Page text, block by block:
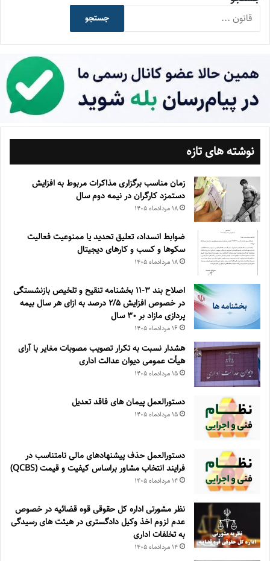
جستجو
نوشته های تازه
زمان مناسب برگزاری مذاکرات مربوط به افزایش
دستمزد کارگران در نیمه دوم سال
۱۸ مرداد‌ماه ۱۴۰۵
ضوابط انسداد، تعليق تحديد يا ممنوعيت فعاليت
سكوها و كسب و كارهای ديجيتال
۱۸ مرداد‌ماه ۱۴۰۵
اصلاح بند ۳‏-۱۱ بخشنامه تنقیح و تلخیص بازنشستگی
در خصوص افزایش ۵‏‏‏‏‏‏‏‏‏/۲ درصد به ازای هر سال بیمه
پردازی مازاد بر ۳۰‏ سال
۱۶ مرداد‌ماه ۱۴۰۵
هشدار نسبت به تکرار تصویب مصوبات مغایر با آرای
هیأت عمومی دیوان عدالت اداری
۱۵ مرداد‌ماه ۱۴۰۵
دستورالعمل پیمان های فاقد تعدیل
۱۵ مرداد‌ماه ۱۴۰۵
دستورالعمل حذف پيشنهادهای مالی نامتناسب در
فرايند انتخاب مشاور براساس كيفيت و قيمت (QCBS)
۱۴ مرداد‌ماه ۱۴۰۵
نظر مشورتی اداره کل حقوقی قوه قضائیه در خصوص
عدم لزوم اخذ وکیل دادگستری در هیئت های رسیدگی
به تخلفات اداری
۱۴ مرداد‌ماه ۱۴۰۵